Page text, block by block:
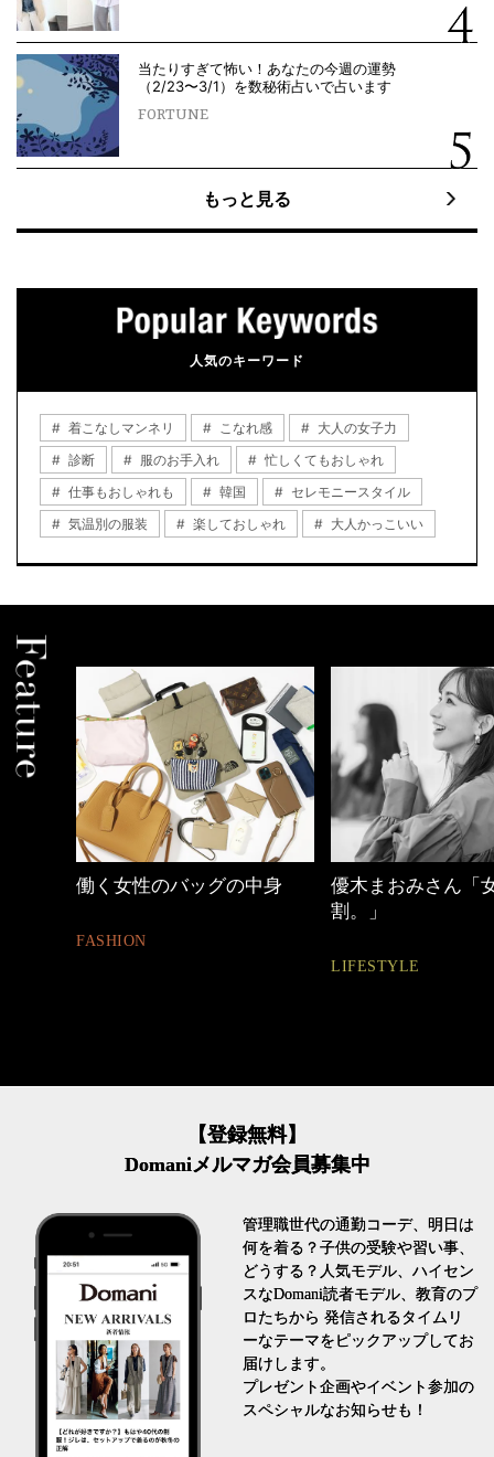
当たりすぎて怖い！あなたの今週の運勢
（2/23〜3/1）を数秘術占いで占います
FORTUNE
もっと見る
人気のキーワード
着こなしマンネリ こなれ感
大人の女子力
診断
服のお手入れ
忙しくてもおしゃれ
仕事もおしゃれも
韓国
セレモニースタイル
気温別の服装
楽しておしゃれ 大人かっこいい
働く女性のバッグの中身
FASHION
優木まおみさん「
割。」
LIFESTYLE
【登録無料】
Domaniメルマガ会員募集中
管理職世代の通勤コーデ、明日は
何を着る？子供の受験や習い事、
どうする？人気モデル、ハイセン
スなDomani読者モデル、教育のプ
ロたちから 発信されるタイムリ
ーなテーマをピックアップしてお
届けします。
プレゼント企画やイベント参加の
スペシャルなお知らせも！